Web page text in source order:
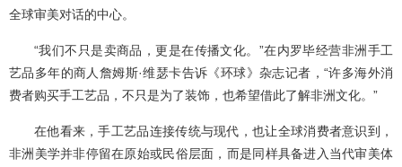
全球审美对话的中心。
“我们不只是卖商品，更是在传播文化。”在内罗毕经营非洲手工
艺品多年的商人詹姆斯·维瑟卡告诉《环球》杂志记者，“许多海外消
费者购买手工艺品，不只是为了装饰，也希望借此了解非洲文化。”
在他看来，手工艺品连接传统与现代，也让全球消费者意识到，
非洲美学并非停留在原始或民俗层面，而是同样具备进入当代审美体